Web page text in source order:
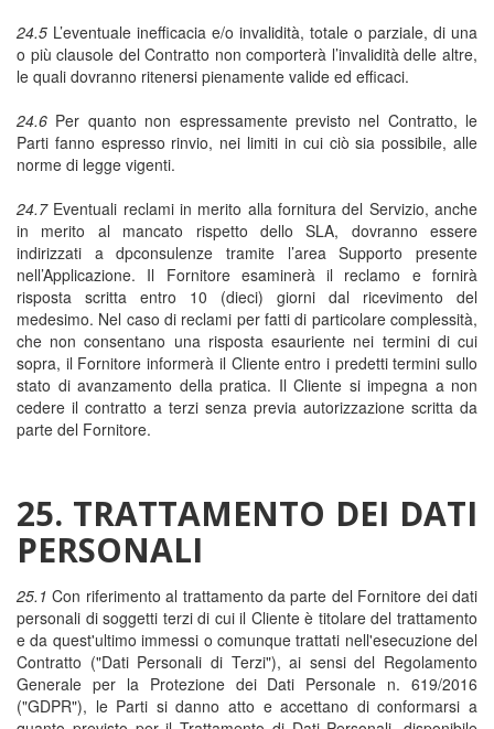
24.5 L’eventuale inefficacia e/o invalidità, totale o parziale, di una
o più clausole del Contratto non comporterà l’invalidità delle altre,
le quali dovranno ritenersi pienamente valide ed efficaci.
24.6 Per quanto non espressamente previsto nel Contratto, le
Parti fanno espresso rinvio, nei limiti in cui ciò sia possibile, alle
norme di legge vigenti.
24.7Eventuali reclami in merito alla fornitura del Servizio, anche
in merito al mancato rispetto dello SLA, dovranno essere
indirizzati a dpconsulenze tramite l’area Supporto presente
nell’Applicazione. Il Fornitore esaminerà il reclamo e fornirà
risposta scritta entro 10 (dieci) giorni dal ricevimento del
medesimo. Nel caso di reclami per fatti di particolare complessità,
che non consentano una risposta esauriente nei termini di cui
sopra, il Fornitore informerà il Cliente entro i predetti termini sullo
stato di avanzamento della pratica. Il Cliente si impegna a non
cedere il contratto a terzi senza previa autorizzazione scritta da
parte del Fornitore.
25. TRATTAMENTO DEI DATI
PERSONALI
25.1 Con riferimento al trattamento da parte del Fornitore dei dati
personali di soggetti terzi di cui il Cliente è titolare del trattamento
e da quest'ultimo immessi o comunque trattati nell'esecuzione del
Contratto ("Dati Personali di Terzi"), ai sensi del Regolamento
Generale per la Protezione dei Dati Personale n. 619/2016
("GDPR"), le Parti si danno atto e accettano di conformarsi a